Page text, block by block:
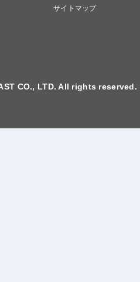
サイトマップ
CO., LTD. All rights reserved.